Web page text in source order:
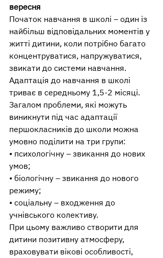
вересня
Початок навчання в школі – один із
найбільш відповідальних моментів у
житті дитини, коли потрібно багато
концентруватися, напружуватися,
звикати до системи навчання.
Адаптація до навчання в школі
триває в середньому 1,5-2 місяці.
Загалом проблеми, які можуть
виникнути під час адаптації
першокласників до школи можна
умовно поділити на три групи:
• психологічну – звикання до нових
умов;
• біологічну – звикання до нового
режиму;
• соціальну – входження до
учнівського колективу.
При цьому важливо створити для
дитини позитивну атмосферу,
враховувати вікові особливості,